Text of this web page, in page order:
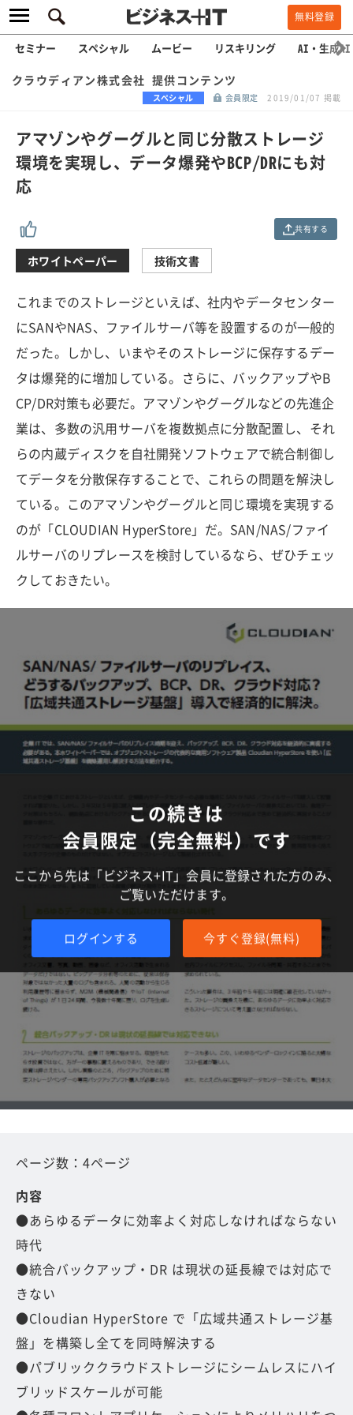
無料登録
セミナー スペシャル ムービー リスキリング AI・生成AI
クラウディアン株式会社 提供コンテンツ
スペシャル 会員限定 2019/01/07 掲載
アマゾンやグーグルと同じ分散ストレージ
環境を実現し、データ爆発やBCP/DRにも対
応
共有する
ホワイトペーパー 技術文書
これまでのストレージといえば、社内やデータセンター
にSANやNAS、ファイルサーバ等を設置するのが一般的
だった。しかし、いまやそのストレージに保存するデー
タは爆発的に増加している。さらに、バックアップやB
CP/DR対策も必要だ。アマゾンやグーグルなどの先進企
業は、多数の汎用サーバを複数拠点に分散配置し、それ
らの内蔵ディスクを自社開発ソフトウェアで統合制御し
てデータを分散保存することで、これらの問題を解決し
ている。このアマゾンやグーグルと同じ環境を実現する
のが「CLOUDIAN HyperStore」だ。SAN/NAS/ファイ
ルサーバのリプレースを検討しているなら、ぜひチェッ
クしておきたい。
この続きは
会員限定（完全無料）です
ここから先は「ビジネス+IT」会員に登録された方のみ、
ご覧いただけます。
ログインする 今すぐ登録(無料)
ページ数：4ページ
内容
●あらゆるデータに効率よく対応しなければならない
時代
●統合バックアップ・DR は現状の延長線では対応で
きない
●Cloudian HyperStore で「広域共通ストレージ基
盤」を構築し全てを同時解決する
●パブリッククラウドストレージにシームレスにハイ
ブリッドスケールが可能